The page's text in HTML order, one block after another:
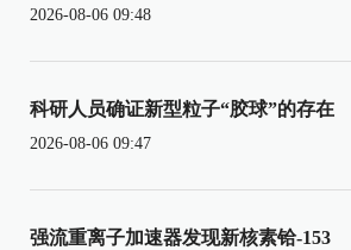
2026-08-06 09:48
科研人员确证新型粒子“胶球”的存在
2026-08-06 09:47
强流重离子加速器发现新核素铪-153